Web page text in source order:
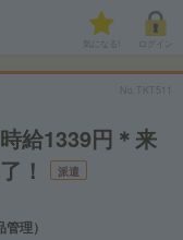
気になる!
No.TKT511
給1339円＊来
！
派遣
理）